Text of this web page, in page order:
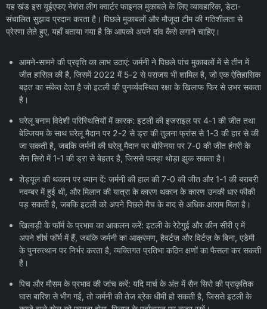
यह खंड इस यूईएफए नेशंस लीग क्वार्टर फाइनल मुकाबले के लिए व्यावहारिक, डेटा-
संचालित सुझाव प्रदान करता है। पिछले मुकाबलों और मौजूदा टीम की गतिशीलता से
प्रेरणा लेते हुए, यहाँ बताया गया है कि आपको अपने दांव कैसे लगाने चाहिए।
आमने-सामने की प्रवृत्ति का लाभ उठाएं: जर्मनी ने पिछले पांच मुकाबलों में से तीन में
जीत हासिल की है, जिसमें 2022 में 5-2 से पराजय भी शामिल है, जो एक ऐतिहासिक
बढ़त का संकेत देता है जो इटली की पुनर्व्यवस्थित रक्षा के खिलाफ फिर से उभर सकता
है।
घरेलू बनाम विदेशी परिस्थितियों में कारक: इटली की इजराइल पर 4-1 की जीत तथा
बेल्जियम के साथ घरेलू मैदान पर 2-2 से ड्रा की तुलना फ्रांस से 1-3 की हार से की
जा सकती है, जबकि जर्मनी की घरेलू मैदान पर बोस्निया पर 7-0 की जीत हंगरी के
सैन सिरो में 1-1 की ड्रा से बेहतर है, जिससे पलड़ा थोड़ा झुक सकता है।
शेड्यूल की थकान पर ध्यान दें: जर्मनी की हाल की 7-0 की जीत और 1-1 की बराबरी
नवम्बर में हुई थी, और मिलान की यात्रा के कारण थकान के कारण उनकी धार फीकी
पड़ सकती है, जबकि इटली को अपने पिछले मैच के बाद से अधिक आराम मिला है।
खिलाड़ी के फॉर्म के प्रभाव का आकलन करें: इटली के रेटेगुई और कीन सीरी ए में
अपने शीर्ष फॉर्म में हैं, जबकि जर्मनी का आक्रमण, हैवर्टज़ और विर्टज़ के बिना, एडेमी
के पुनरुत्थान पर निर्भर करता है, व्यक्तिगत प्रतिभा कठिन क्षणों का फैसला कर सकती
है।
पिच और मौसम के प्रभाव की जांच करें: यदि मार्च के अंत में सैन सिरो की प्राकृतिक
घास बारिश से भीग गई, तो जर्मनी की तेज ब्रेक धीमी हो सकती है, जिससे इटली के